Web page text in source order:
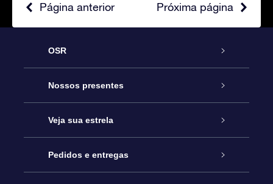
Próxima página
Página anterior
OSR
Serviço
Entre em contato conosco
Blog
Nossos presentes
Presente estrelar on-line
Pacote de presente da OSR
Veja sua estrela
Star Register
Pedidos e entregas